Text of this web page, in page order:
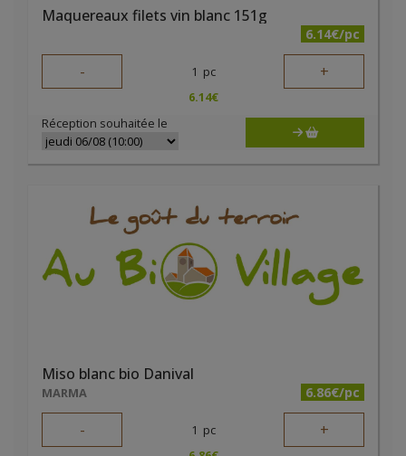
Maquereaux filets vin blanc 151g
6.14€/pc
- 1 pc +
6.14€
Réception souhaitée le
Miso blanc bio Danival
MARMA 6.86€/pc
- 1 pc +